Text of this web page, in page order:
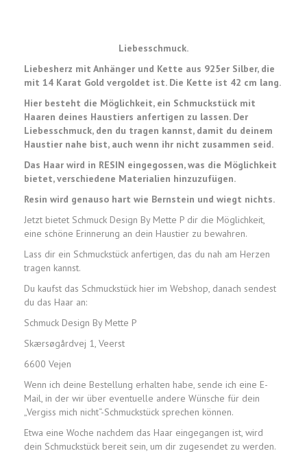
Liebesschmuck.
Liebesherz mit Anhänger und Kette aus 925er Silber, die
mit 14 Karat Gold vergoldet ist. Die Kette ist 42 cm lang.
Hier besteht die Möglichkeit, ein Schmuckstück mit
Haaren deines Haustiers anfertigen zu lassen. Der
Liebesschmuck, den du tragen kannst, damit du deinem
Haustier nahe bist, auch wenn ihr nicht zusammen seid.
Das Haar wird in RESIN eingegossen, was die Möglichkeit
bietet, verschiedene Materialien hinzuzufügen.
Resin wird genauso hart wie Bernstein und wiegt nichts.
Jetzt bietet Schmuck Design By Mette P dir die Möglichkeit,
eine schöne Erinnerung an dein Haustier zu bewahren.
Lass dir ein Schmuckstück anfertigen, das du nah am Herzen
tragen kannst.
Du kaufst das Schmuckstück hier im Webshop, danach sendest
du das Haar an:
Schmuck Design By Mette P
Skærsøgårdvej 1, Veerst
6600 Vejen
Wenn ich deine Bestellung erhalten habe, sende ich eine E-
Mail, in der wir über eventuelle andere Wünsche für dein
„Vergiss mich nicht“-Schmuckstück sprechen können.
Etwa eine Woche nachdem das Haar eingegangen ist, wird
dein Schmuckstück bereit sein, um dir zugesendet zu werden.